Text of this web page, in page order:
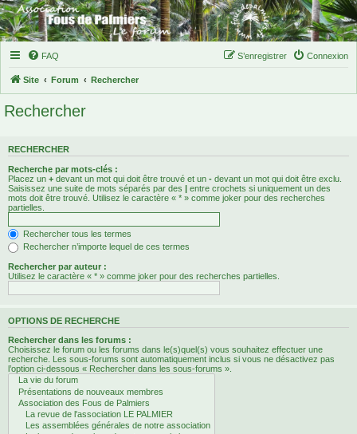
FAQ Connexion
S’enregistrer
Site Forum Rechercher
Rechercher
RECHERCHER
Recherche par mots-clés :
Placez un + devant un mot qui doit être trouvé et un - devant un mot qui doit être exclu.
Saisissez une suite de mots séparés par des | entre crochets si uniquement un des
mots doit être trouvé. Utilisez le caractère « * » comme joker pour des recherches
partielles.
Rechercher tous les termes
Rechercher n’importe lequel de ces termes
Rechercher par auteur :
Utilisez le caractère « * » comme joker pour des recherches partielles.
OPTIONS DE RECHERCHE
Rechercher dans les forums :
Choisissez le forum ou les forums dans le(s)quel(s) vous souhaitez effectuer une
recherche. Les sous-forums sont automatiquement inclus si vous ne désactivez pas
l’option ci-dessous « Rechercher dans les sous-forums ».